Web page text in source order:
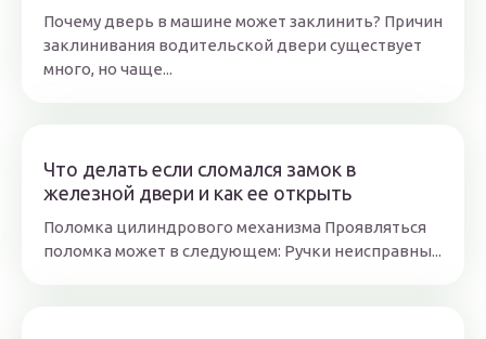
Почему дверь в машине может заклинить? Причин
заклинивания водительской двери существует
много, но чаще...
Что делать если сломался замок в
железной двери и как ее открыть
Поломка цилиндрового механизма Проявляться
поломка может в следующем: Ручки неисправны...